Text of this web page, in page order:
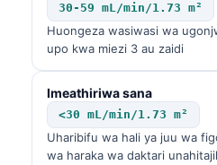
30-59 mL/min/1.73 m²
Huongeza wasiwasi wa
upo kwa miezi 3 au zaidi
Imeathiriwa sana
<30 mL/min/1.73 m²
Uharibifu wa hali ya juu wa
wa haraka wa daktari